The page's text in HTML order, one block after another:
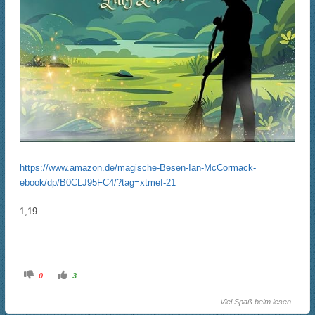
https://www.amazon.de/magische-Besen-Ian-McCormack-
ebook/dp/B0CLJ95FC4/?tag=xtmef-21
1,19
A 0
A
n
3
Viel Spaß beim lesen